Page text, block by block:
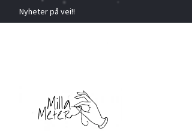
Nyheter på vei!!